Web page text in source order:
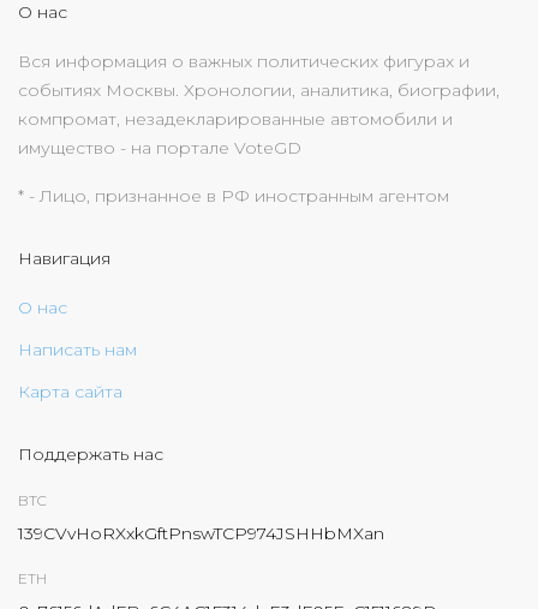
О нас
Вся информация о важных политических фигурах и
событиях Москвы. Хронологии, аналитика, биографии,
компромат, незадекларированные автомобили и
имущество - на портале VoteGD
* - Лицо, признанное в РФ иностранным агентом
Навигация
О нас
Написать нам
Карта сайта
Поддержать нас
BTC
139CVvHoRXxkGftPnswTCP974JSHHbMXan
ETH